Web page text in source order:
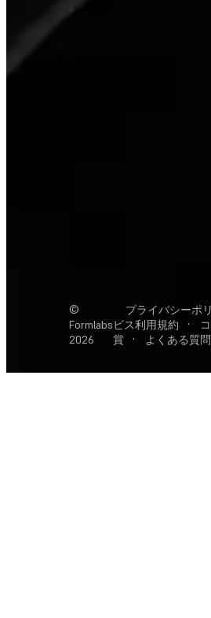
©
Formlabs
2026
プライバシーポ
ビス利用規約
·
賞
· よくある質問